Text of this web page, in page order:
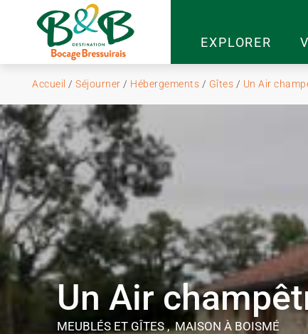
EXPLORER
Accueil / Séjourner / Hébergements / Gîtes / Un Air
Un Air
MEUBLÉS ET GÎTES , MAISON À BOISMÉ